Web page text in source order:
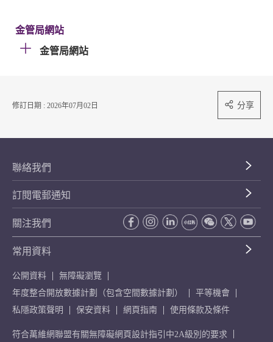
金管局網站
金管局網站
修訂日期 : 2026年07月02日 分享
聯絡我們
訂閱電郵通知
關注我們
常用資料
公開資料
無障礙瀏覽
年度整合開放數據計劃（包含空間數據計劃）
平等機會
私隱政策聲明
保安資料 網頁指南 使用條款及條件
符合萬維網聯盟有關無障礙網頁設計指引中2A級別的要求